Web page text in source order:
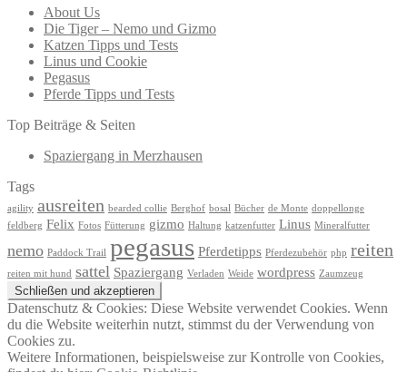
About Us
Die Tiger – Nemo und Gizmo
Katzen Tipps und Tests
Linus und Cookie
Pegasus
Pferde Tipps und Tests
Top Beiträge & Seiten
Spaziergang in Merzhausen
Tags
agility ausreiten bearded collie Berghof bosal Bücher de Monte doppellonge
feldberg Felix Fotos Fütterung gizmo Haltung katzenfutter Linus Mineralfutter
nemo Paddock Trail pegasus Pferdetipps Pferdezubehör php reiten
reiten mit hund sattel Spaziergang Verladen Weide wordpress Zaumzeug
Datenschutz & Cookies: Diese Website verwendet Cookies. Wenn
du die Website weiterhin nutzt, stimmst du der Verwendung von
Cookies zu.
Weitere Informationen, beispielsweise zur Kontrolle von Cookies,